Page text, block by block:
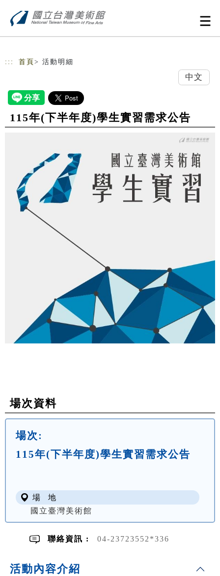
::: 首頁 > 活動明細
中文
115年(下半年度)學生實習需求公告
場次資料
場次:
115年(下半年度)學生實習需求公告
場 地
國立臺灣美術館
聯絡資訊 : 04-23723552*336
活動內容介紹